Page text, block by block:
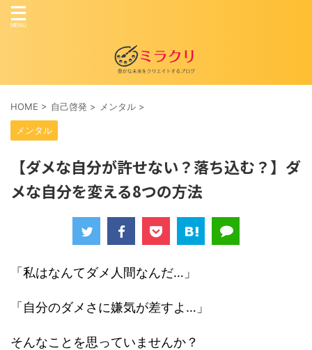
HOME > 自己啓発 > メンタル >
メンタル
【ダメな自分が許せない？落ち込む？】ダ
メな自分を変える8つの方法
「私はなんてダメ人間なんだ…」
「自分のダメさに嫌気が差すよ…」
そんなことを思っていませんか？